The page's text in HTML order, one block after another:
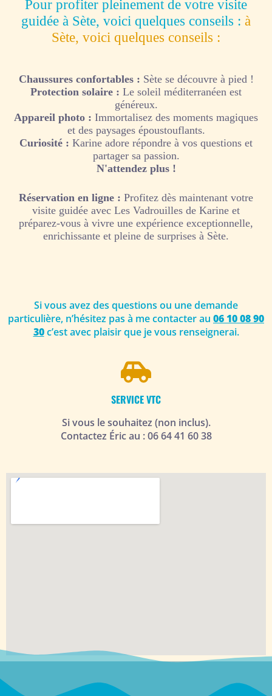
Pour profiter pleinement de votre visite
guidée à Sète, voici quelques conseils : à
Sète, voici quelques conseils :
Chaussures confortables : Sète se découvre à pied !
Protection solaire : Le soleil méditerranéen est
généreux.
Appareil photo : Immortalisez des moments magiques
et des paysages époustouflants.
Curiosité : Karine adore répondre à vos questions et
partager sa passion.
N'attendez plus !
Réservation en ligne : Profitez dès maintenant votre
visite guidée avec Les Vadrouilles de Karine et
préparez-vous à vivre une expérience exceptionnelle,
enrichissante et pleine de surprises à Sète.
Si vous avez des questions ou une demande
particulière, n’hésitez pas à me contacter au 06 10 08 90
30c’est avec plaisir que je vous renseignerai.
SERVICE VTC
Si vous le souhaitez (non inclus).
Contactez Éric au : 06 64 41 60 38